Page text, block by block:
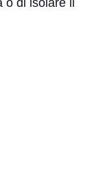
di isolare il